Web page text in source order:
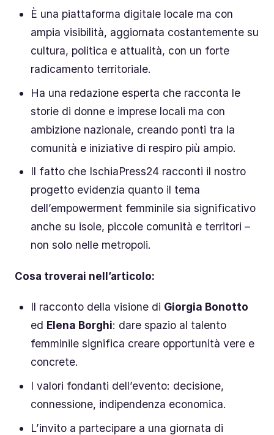
È una piattaforma digitale locale ma con
ampia visibilità, aggiornata costantemente su
cultura, politica e attualità, con un forte
radicamento territoriale.
Ha una redazione esperta che racconta le
storie di donne e imprese locali ma con
ambizione nazionale, creando ponti tra la
comunità e iniziative di respiro più ampio.
Il fatto che IschiaPress24 racconti il nostro
progetto evidenzia quanto il tema
dell’empowerment femminile sia significativo
anche su isole, piccole comunità e territori –
non solo nelle metropoli.
Cosa troverai nell’articolo:
Il racconto della visione di Giorgia Bonotto
ed Elena Borghi: dare spazio al talento
femminile significa creare opportunità vere e
concrete.
I valori fondanti dell’evento: decisione,
connessione, indipendenza economica.
L’invito a partecipare a una giornata di